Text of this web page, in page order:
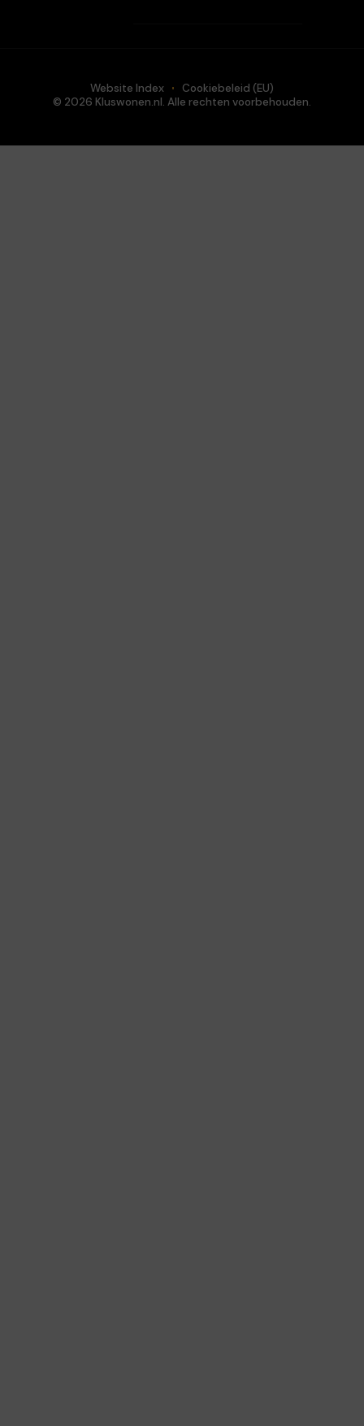
© 2026 Kluswonen.nl. Alle rechten voorbehouden.
Website Index Cookiebeleid (EU)